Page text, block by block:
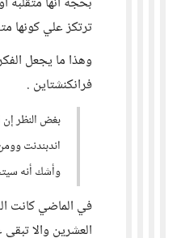
ترتكز علي كونها
وهذا ما يجعل
فرانكنشتاين .
بغض النظر إن
اندبندنت
وأشك أنه
في الماضي كانت
العشرين والا تبقي